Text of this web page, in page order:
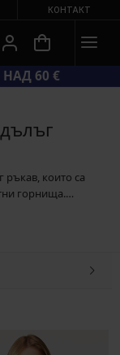
КОНТАКТ
−70 %
ръкав, които са
горнища.
поли. В нашия
отлично ще Ви